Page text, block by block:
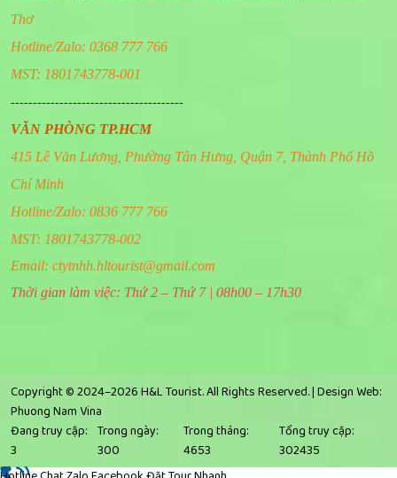
Thơ
Hotline/Zalo: 0368 777 766
MST: 1801743778-001
---------------------------------------
VĂN PHÒNG TP.HCM
415 Lê Văn Lương, Phường Tân Hưng, Quận 7, Thành Phố Hồ
Chí Minh
Hotline/Zalo: 0836 777 766
MST: 1801743778-002
Email: ctytnhh.hltourist@gmail.com
Thời gian làm việc: Thứ 2 – Thứ 7 | 08h00 – 17h30
Copyright © 2024–2026 H&L Tourist. All Rights Reserved. |Design Web:
Phuong Nam Vina
Đang truy cập:
3
Trong ngày:
300
Trong tháng:
4653
Tổng truy cập:
302435